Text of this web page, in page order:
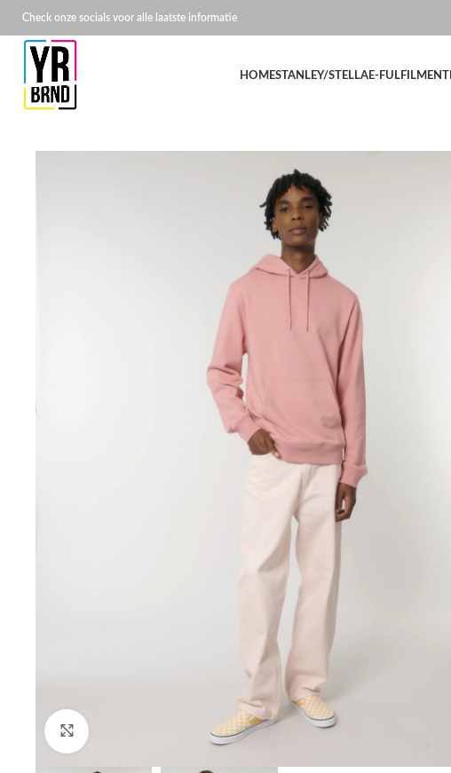
Check onze socials voor alle laatste informatie
HOMESTANLEY/STELLAE-FULFILMENT